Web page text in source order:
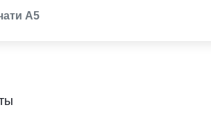
А5